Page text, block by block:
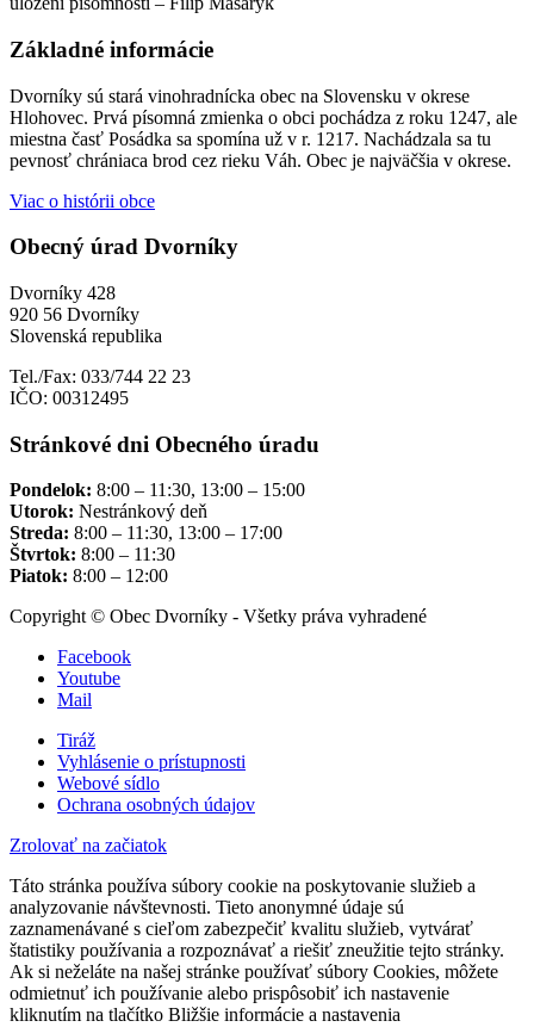
Základné informácie
Dvorníky sú stará vinohradnícka obec na Slovensku v okrese
Hlohovec. Prvá písomná zmienka o obci pochádza z roku 1247, ale
miestna časť Posádka sa spomína už v r. 1217. Nachádzala sa tu
pevnosť chrániaca brod cez rieku Váh. Obec je najväčšia v okrese.
Viac o histórii obce
Obecný úrad Dvorníky
Dvorníky 428
920 56 Dvorníky
Slovenská republika
Tel./Fax: 033/744 22 23
IČO: 00312495
Stránkové dni Obecného úradu
Pondelok: 8:00 – 11:30, 13:00 – 15:00
Utorok: Nestránkový deň
Streda: 8:00 – 11:30, 13:00 – 17:00
Štvrtok: 8:00 – 11:30
Piatok: 8:00 – 12:00
Copyright © Obec Dvorníky - Všetky práva vyhradené
Facebook
Youtube
Mail
Tiráž
Vyhlásenie o prístupnosti
Webové sídlo
Ochrana osobných údajov
Zrolovať na začiatok
Táto stránka používa súbory cookie na poskytovanie služieb a
analyzovanie návštevnosti. Tieto anonymné údaje sú
zaznamenávané s cieľom zabezpečiť kvalitu služieb, vytvárať
štatistiky používania a rozpoznávať a riešiť zneužitie tejto stránky.
Ak si neželáte na našej stránke používať súbory Cookies, môžete
odmietnuť ich používanie alebo prispôsobiť ich nastavenie
kliknutím na tlačítko Bližšie informácie a nastavenia